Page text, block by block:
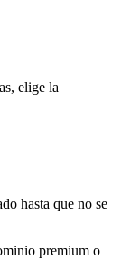
elige la
hasta que no se
premium o